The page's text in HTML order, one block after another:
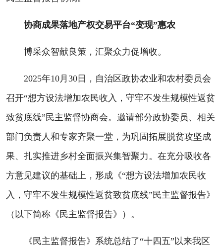
协商成果落地产权交易平台“变现”惠农
博采众智献良策，汇聚众力促增收。
2025年10月30日，自治区政协农业和农村委员会
召开“想方设法增加农民收入，守牢不发生规模性返贫
致贫底线”民主监督协商会。邀请部分政协委员、相关
部门负责人和专家齐聚一堂，为巩固拓展脱贫攻坚成
果、扎实推进乡村全面振兴集智聚力。在充分吸收各
方意见建议的基础上，形成《“想方设法增加农民收
入，守牢不发生规模性返贫致贫底线”民主监督报告》
（以下简称《民主监督报告》）。
《民主监督报告》系统总结了“十四五”以来我区